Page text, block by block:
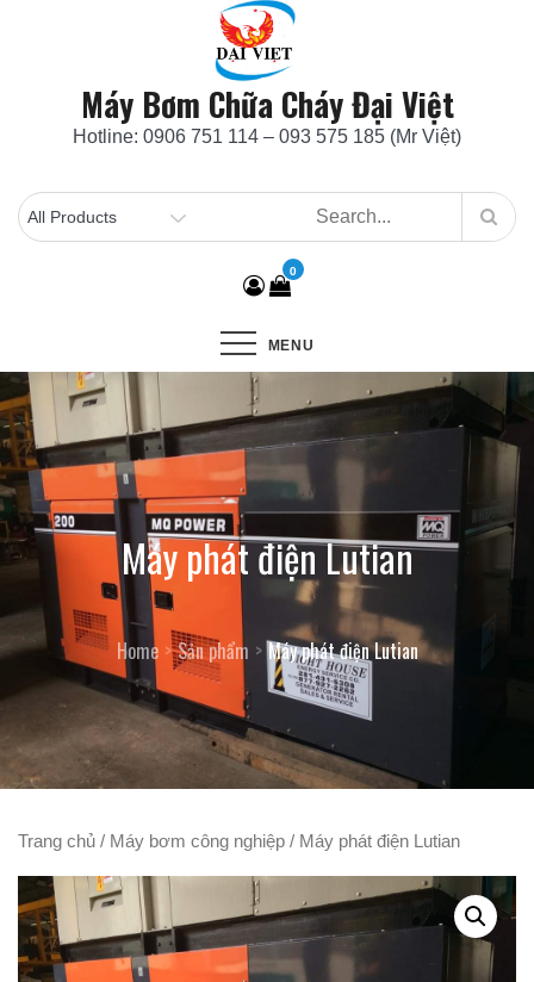
Máy Bơm Chữa Cháy Đại Việt
Hotline: 0906 751 114 – 093 575 185 (Mr Việt)
0
MENU
Máy phát điện Lutian
Home Sản phẩm Máy phát điện Lutian
Trang chủ / Máy bơm công nghiệp / Máy phát điện Lutian